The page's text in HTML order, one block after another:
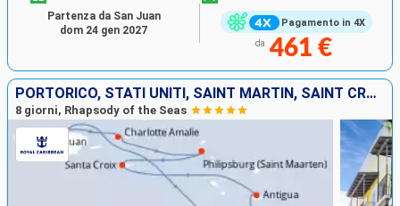
Pagamento in 4X
da 461 €
Partenza da San Juan
dom 24 gen 2027
PORTORICO, STATI UNITI, SAINT MARTIN, SAINT CROIX, ANTIGUA E BARBUDA, DOMINICA
8 giorni, Rhapsody of the Seas